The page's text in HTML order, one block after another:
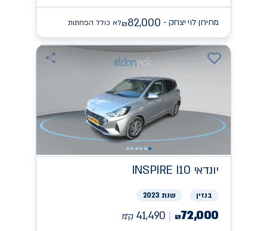
מחירון לוי יצחק - ₪82,000 לא כולל הפחתות
יונדאי INSPIRE I10
בנזין שנת 2023
₪72,000
41,490 ק״מ